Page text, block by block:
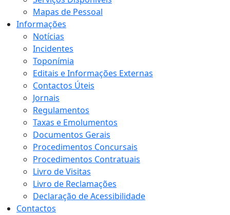
Mapas de Pessoal
Informações
Notícias
Incidentes
Toponímia
Editais e Informações Externas
Contactos Úteis
Jornais
Regulamentos
Taxas e Emolumentos
Documentos Gerais
Procedimentos Concursais
Procedimentos Contratuais
Livro de Visitas
Livro de Reclamações
Declaração de Acessibilidade
Contactos